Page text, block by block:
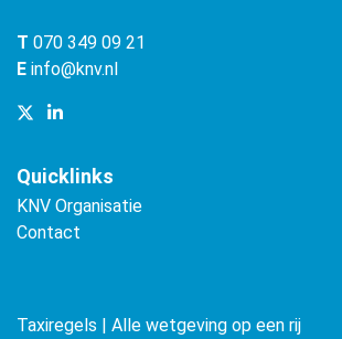
T 070 349 09 21
E info@knv.nl
Quicklinks
KNV Organisatie
Contact
Taxiregels | Alle wetgeving op een rij